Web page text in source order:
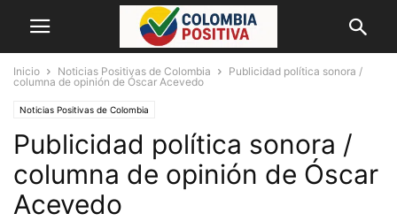
Inicio Noticias Positivas de Colombia
Publicidad política sonora /
columna de opinión de Óscar Acevedo
Noticias Positivas de Colombia
Publicidad política sonora /
columna de opinión de Óscar
Acevedo